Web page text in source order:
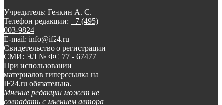
Учредитель: Генкин А. С.
Телефон редакции: +7 (495)
003-9824
E-mail: info@if24.ru
Свидетельство о регистрации
СМИ: ЭЛ № ФС 77 - 67477
При использовании
материалов гиперссылка на
IF24.ru обязательна.
Мнение редакции может не
совпадать с мнением автора